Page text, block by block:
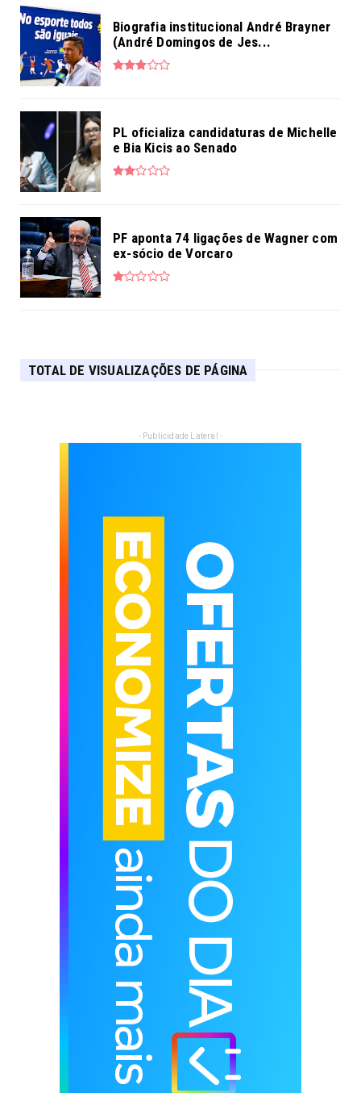
Biografia institucional André Brayner
(André Domingos de Jes...
PL oficializa candidaturas de Michelle
e Bia Kicis ao Senado
PF aponta 74 ligações de Wagner com
ex-sócio de Vorcaro
TOTAL DE VISUALIZAÇÕES DE PÁGINA
- Publicidade Lateral -